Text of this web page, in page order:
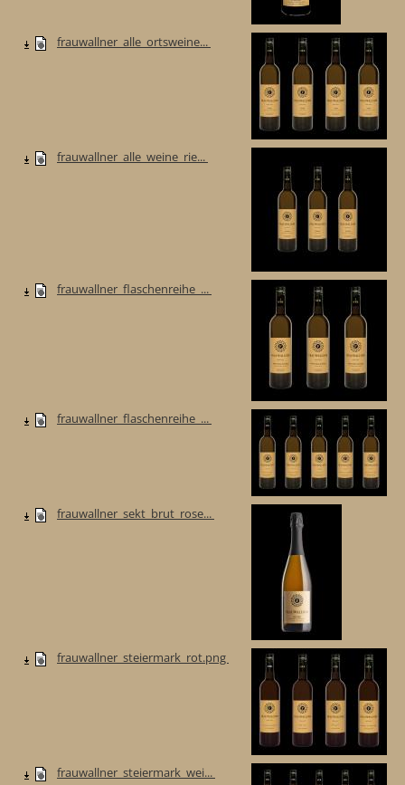
frauwallner_alle_ortsweine...
frauwallner_alle_weine_rie...
frauwallner_flaschenreihe_...
frauwallner_flaschenreihe_...
frauwallner_sekt_brut_rose...
frauwallner_steiermark_rot.png
frauwallner_steiermark_wei...